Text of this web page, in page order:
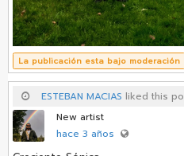
La publicación esta bajo moderación
ESTEBAN MACIAS liked this
New artist
hace 3 años